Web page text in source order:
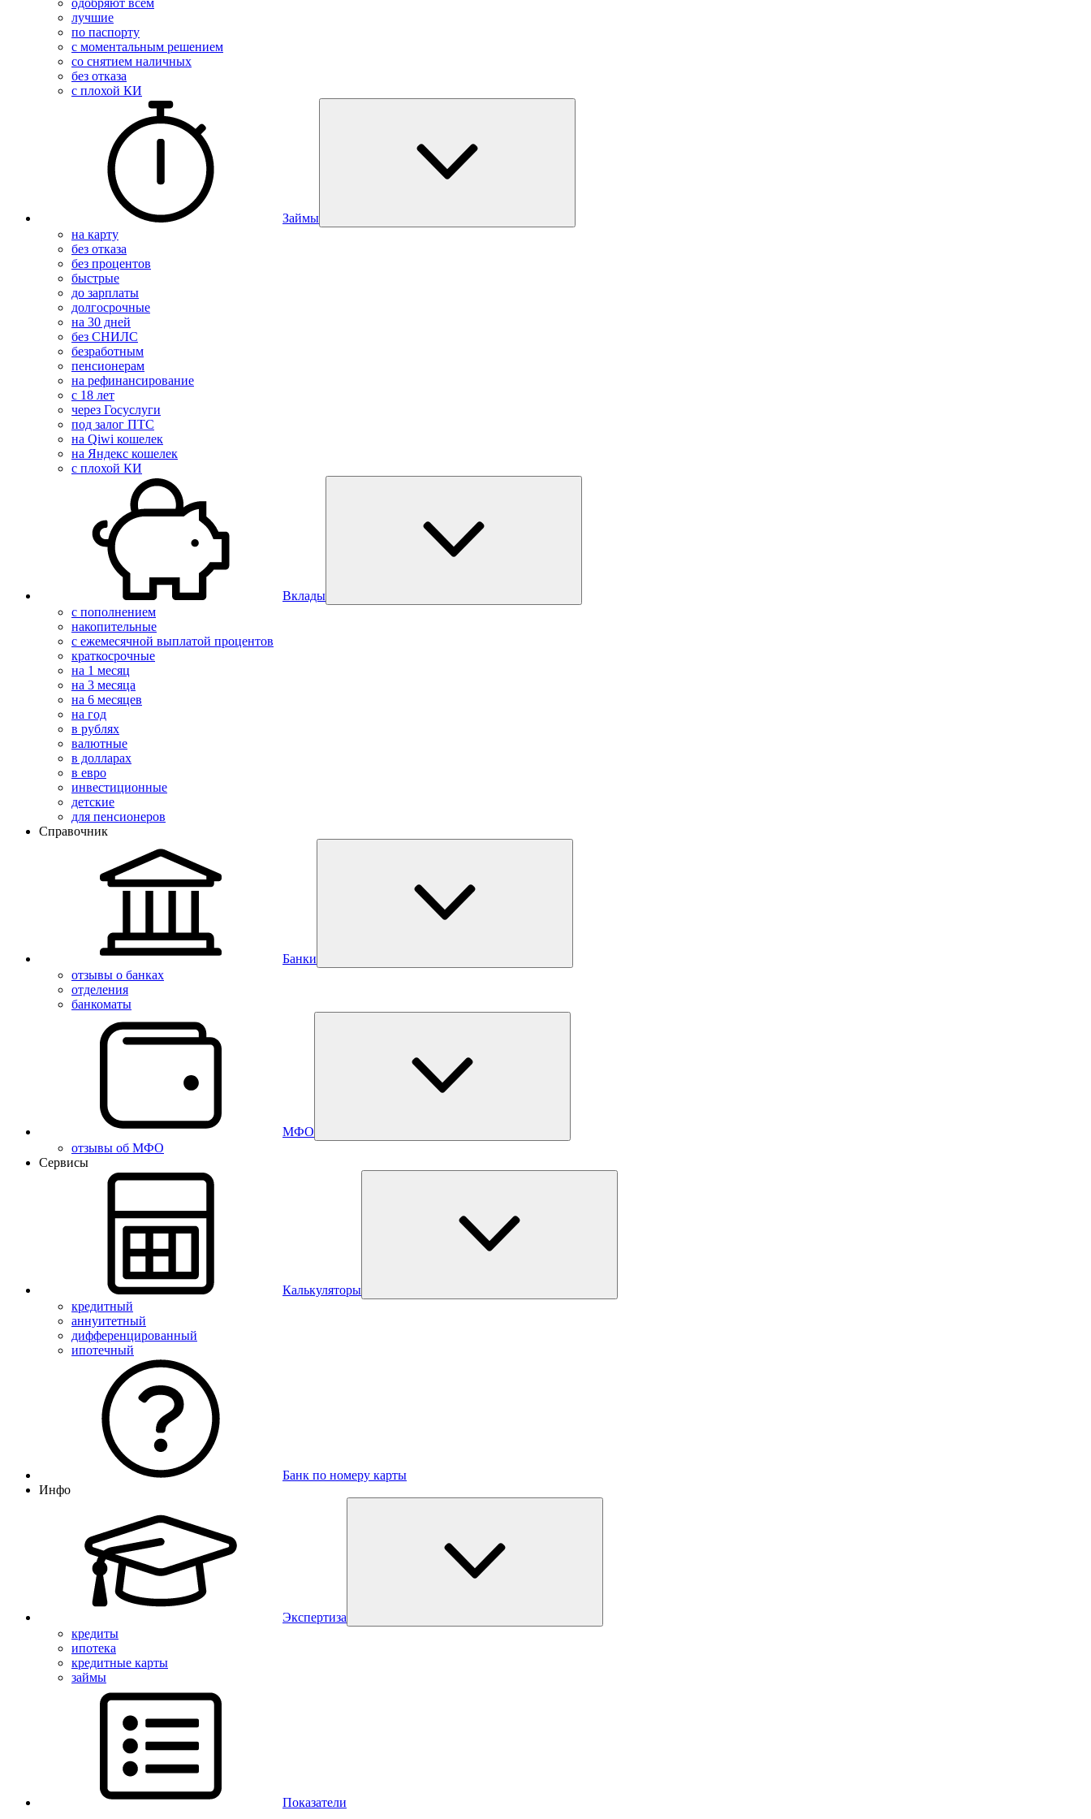
одобряют всем
лучшие
по паспорту
с моментальным решением
со снятием наличных
без отказа
с плохой КИ
Займы
на карту
без отказа
без процентов
быстрые
до зарплаты
долгосрочные
на 30 дней
без СНИЛС
безработным
пенсионерам
на рефинансирование
с 18 лет
через Госуслуги
под залог ПТС
на Qiwi кошелек
на Яндекс кошелек
с плохой КИ
Вклады
с пополнением
накопительные
с ежемесячной выплатой процентов
краткосрочные
на 1 месяц
на 3 месяца
на 6 месяцев
на год
в рублях
валютные
в долларах
в евро
инвестиционные
детские
для пенсионеров
Справочник
Банки
отзывы о банках
отделения
банкоматы
МФО
отзывы об МФО
Сервисы
Калькуляторы
кредитный
аннуитетный
дифференцированный
ипотечный
Банк по номеру карты
Инфо
Экспертиза
кредиты
ипотека
кредитные карты
займы
Показатели